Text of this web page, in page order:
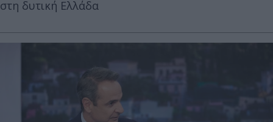
στη δυτική Ελλάδα